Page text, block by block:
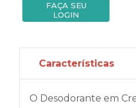
FAÇA SEU
LOGIN
Características
O Desodorante em